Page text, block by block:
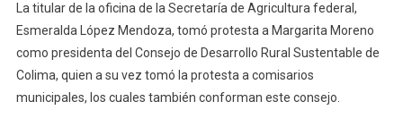
Consejo
Municipal
De
Sustentable
La titular de la oficina de la Secretaría de Agricultura federal,
Esmeralda López Mendoza, tomó protesta a Margarita Moreno
como presidenta del Consejo de Desarrollo Rural Sustentable de
Colima, quien a su vez tomó la protesta a comisarios
municipales, los cuales también conforman este consejo.